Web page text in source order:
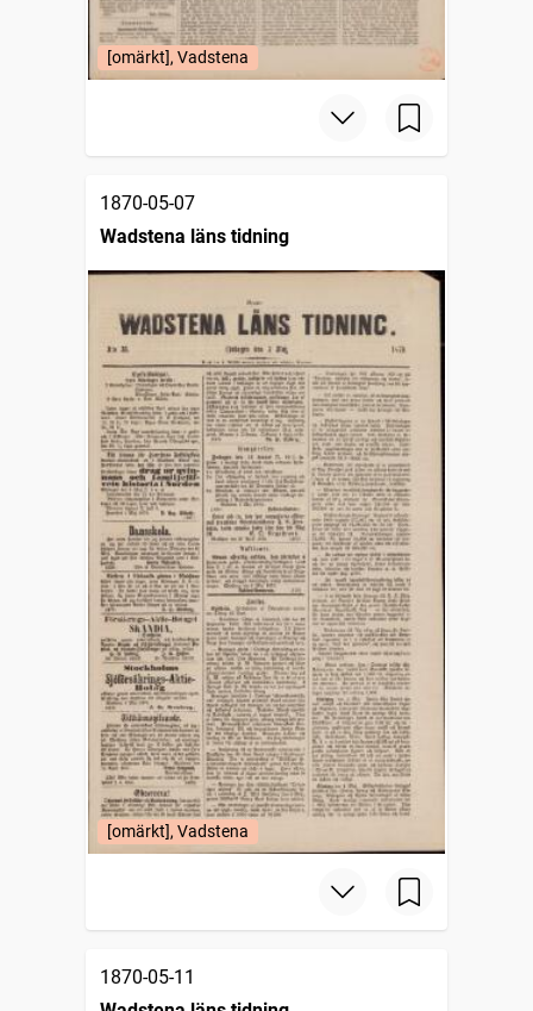
[omärkt], Vadstena
1870-05-07
Wadstena läns tidning
[omärkt], Vadstena
1870-05-11